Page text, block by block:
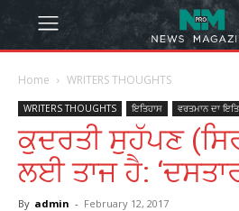
Home WRITERS THOUGHTS
WRITERS THOUGHTS ਇਤਿਹਾਸ ਵਰਤਮਾਨ ਦਾ
ਕੁਦਰਤੀ ਸੁਹੱਪਣ
ਲਈ ਤਾਜ ਹੈ:
By admin - February 12, 2017